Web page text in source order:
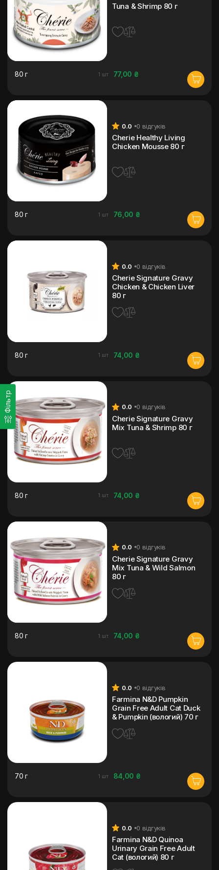
Фільтр
Tuna & Shrimp 80 г
77,00 ₴
80 г 1 шт
0.0 0 відгуків
Cherie Healthy Living
Chicken Mousse 80 г
76,00 ₴
80 г 1 шт
0.0 0 відгуків
Cherie Signature Gravy
Chicken & Chicken Liver
80 г
74,00 ₴
80 г 1 шт
0.0 0 відгуків
Cherie Signature Gravy
Mix Tuna & Shrimp 80 г
74,00 ₴
80 г 1 шт
0.0 0 відгуків
Cherie Signature Gravy
Mix Tuna & Wild Salmon
80 г
74,00 ₴
80 г 1 шт
0.0 0 відгуків
Farmina N&D Pumpkin
Grain Free Adult Cat Duck
& Pumpkin (вологий) 70 г
84,00 ₴
70 г 1 шт
0.0 0 відгуків
Farmina N&D Quinoa
Urinary Grain Free Adult
Cat (вологий) 80 г